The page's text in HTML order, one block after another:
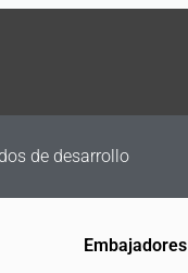
de desarrollo
Embajadores